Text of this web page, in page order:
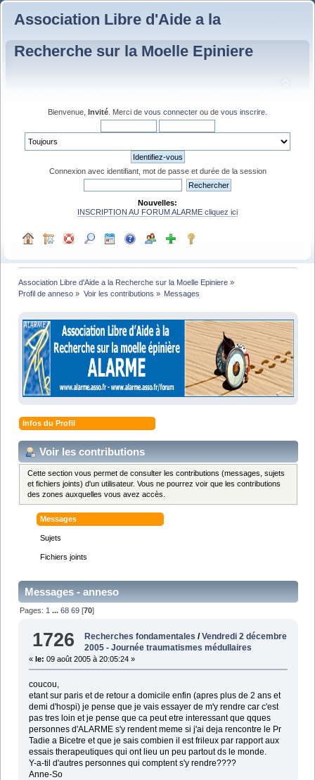
Association Libre d'Aide a la
Recherche sur la Moelle Epiniere
Bienvenue, Invité . Merci de vous connecter ou de vous inscrire
Connexion avec identifiant, mot de passe et durée de la session
Nouvelles:
INSCRIPTION AU FORUM ALARME cliquez ici
Association Libre d'Aide a la Recherche sur la Moelle Epiniere »
Profil de anneso » Voir les contributions » Messages
Infos du Profil
Voir les contributions
Cette section vous permet de consulter les contributions (messages, sujets
et fichiers joints) d'un utilisateur. Vous ne pourrez voir que les contributions
des zones auxquelles vous avez accès.
Messages
Sujets
Fichiers joints
Messages - anneso
Pages:1 ...68 69 [70]
1726 Recherches fondamentales /Vendredi 2 décembre
2005 - Journée traumatismes médullaires
« le: 09 août 2005 à 20:05:24 »
coucou,
etant sur paris et de retour a domicile enfin (apres plus de 2 ans et
demi d'hospi) je pense que je vais essayer de m'y rendre car c'est
pas tres loin et je pense que ca peut etre interessant que qques
personnes d'ALARME s'y rendent meme si j'ai deja rencontre le Pr
Tadie a Bicetre et que je sais combien il est frileux par rapport aux
essais therapeutiques qui ont lieu un peu partout ds le monde.
Y-a-til d'autres personnes qui comptent s'y rendre????
Anne-So